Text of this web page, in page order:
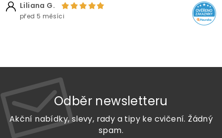
Liliana G.
před 5 měsíci
Odběr newsletteru
Akční nabídky, slevy, rady a tipy ke cvičení. Žádný
spam.